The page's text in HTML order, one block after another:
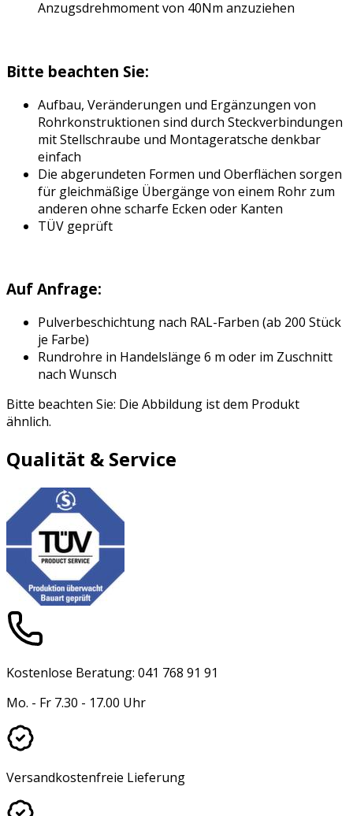
Anzugsdrehmoment von 40Nm anzuziehen
Bitte beachten Sie:
Aufbau, Veränderungen und Ergänzungen von
Rohrkonstruktionen sind durch Steckverbindungen
mit Stellschraube und Montageratsche denkbar
einfach
Die abgerundeten Formen und Oberflächen sorgen
für gleichmäßige Übergänge von einem Rohr zum
anderen ohne scharfe Ecken oder Kanten
TÜV geprüft
Auf Anfrage:
Pulverbeschichtung nach RAL-Farben (ab 200 Stück
je Farbe)
Rundrohre in Handelslänge 6 m oder im Zuschnitt
nach Wunsch
Bitte beachten Sie: Die Abbildung ist dem Produkt
ähnlich.
Qualität & Service
Kostenlose Beratung: 041 768 91 91
Mo. - Fr 7.30 - 17.00 Uhr
Versandkostenfreie Lieferung